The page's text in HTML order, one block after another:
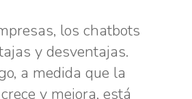
los chatbots
y desventajas.
a medida que la
y mejora, está